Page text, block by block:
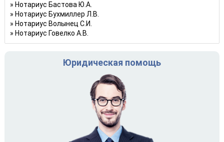
Нотариус Бастова Ю.А.
Нотариус Бухмиллер Л.В.
Нотариус Волынец С.И.
Нотариус Говелко А.В.
Юридическая помощь